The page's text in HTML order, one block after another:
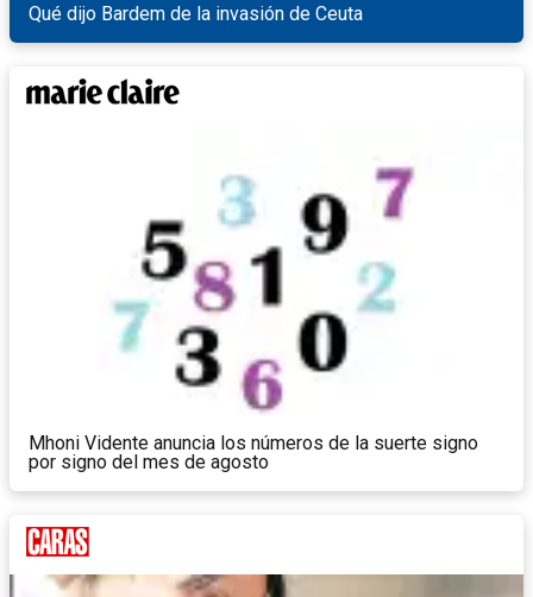
Qué dijo Bardem de la invasión de Ceuta
Mhoni Vidente anuncia los números de la suerte signo
por signo del mes de agosto